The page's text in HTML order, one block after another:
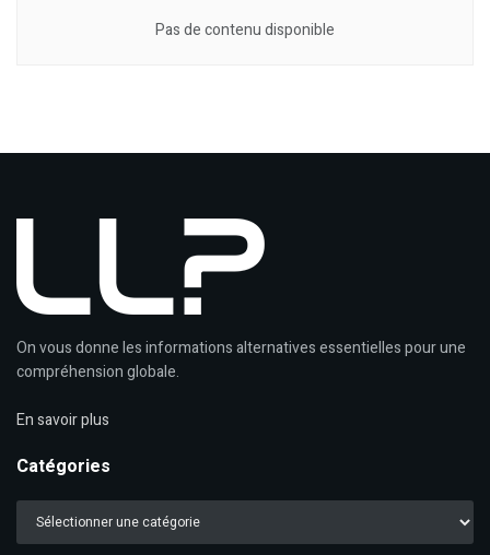
Pas de contenu disponible
On vous donne les informations alternatives essentielles pour une
compréhension globale.
En savoir plus
Catégories
Catégories